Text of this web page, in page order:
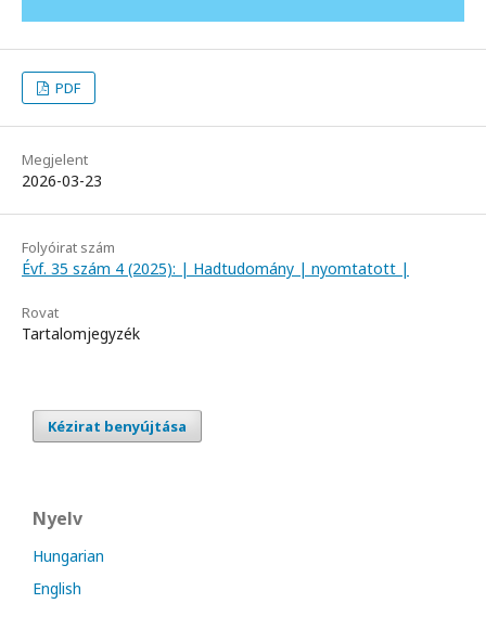
PDF
Megjelent
2026-03-23
Folyóirat szám
Évf. 35 szám 4 (2025): | Hadtudomány | nyomtatott |
Rovat
Tartalomjegyzék
Kézirat benyújtása
Nyelv
Hungarian
English